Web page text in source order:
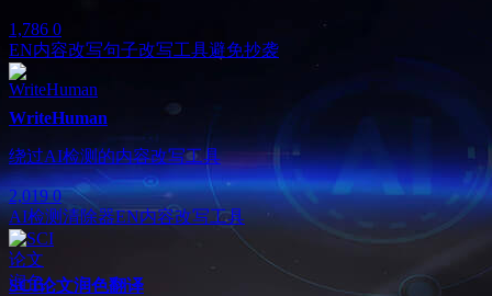
1,786 0
EN内容改写句子改写工具避免抄袭
WriteHuman
绕过AI检测的内容改写工具
2,019 0
AI检测清除器EN内容改写工具
SCI论文润色翻译